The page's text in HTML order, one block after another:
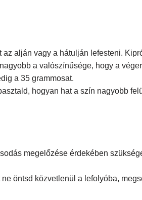
alján vagy a hátulján lefesteni.
a valószínűsége, hogy a
a 35 grammosat.
hogyan hat a szín nagyobb
megelőzése érdekében
öntsd közvetlenül a lefolyóba,